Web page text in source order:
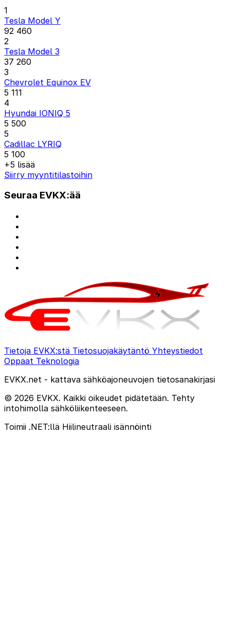
1
Tesla Model Y
92 460
2
Tesla Model 3
37 260
3
Chevrolet Equinox EV
5 111
4
Hyundai IONIQ 5
5 500
5
Cadillac LYRIQ
5 100
+5 lisää
Siirry myyntitilastoihin
Seuraa EVKX:ää
Tietoja EVKX:stä Tietosuojakäytäntö Yhteystiedot
Oppaat Teknologia
EVKX.net - kattava sähköajoneuvojen tietosanakirjasi
© 2026 EVKX. Kaikki oikeudet pidätetään. Tehty
intohimolla sähköliikenteeseen.
Toimii .NET:llä Hiilineutraali isännöinti